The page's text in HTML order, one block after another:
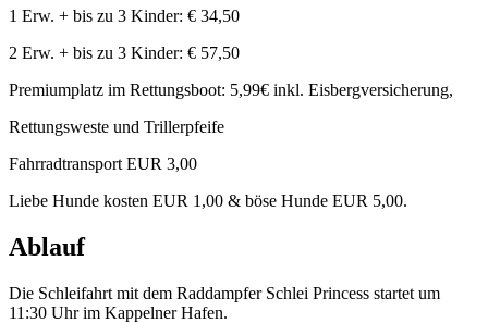
1 Erw. + bis zu 3 Kinder: € 34,50
2 Erw. + bis zu 3 Kinder: € 57,50
Premiumplatz im Rettungsboot: 5,99€ inkl. Eisbergversicherung,
Rettungsweste und Trillerpfeife
Fahrradtransport EUR 3,00
Liebe Hunde kosten EUR 1,00 & böse Hunde EUR 5,00.
Ablauf
Die Schleifahrt mit dem Raddampfer Schlei Princess startet um
11:30 Uhr im Kappelner Hafen.